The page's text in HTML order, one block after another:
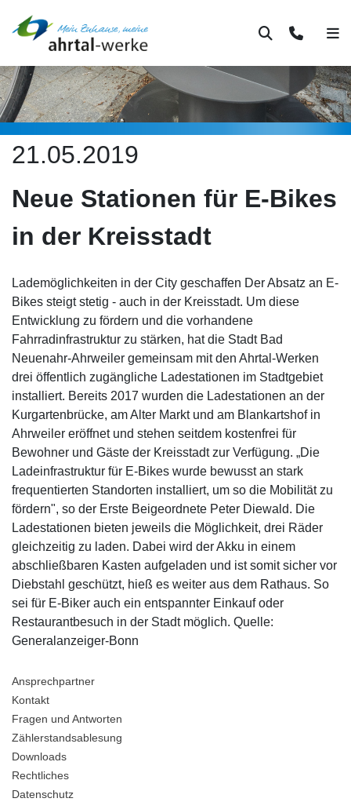
SucheKontakt
21.05.2019
Neue Stationen für E-Bikes
in der Kreisstadt
Lademöglichkeiten in der City geschaffen Der Absatz an E-
Bikes steigt stetig - auch in der Kreisstadt. Um diese
Entwicklung zu fördern und die vorhandene
Fahrradinfrastruktur zu stärken, hat die Stadt Bad
Neuenahr-Ahrweiler gemeinsam mit den Ahrtal-Werken
drei öffentlich zugängliche Ladestationen im Stadtgebiet
installiert. Bereits 2017 wurden die Ladestationen an der
Kurgartenbrücke, am Alter Markt und am Blankartshof in
Ahrweiler eröffnet und stehen seitdem kostenfrei für
Bewohner und Gäste der Kreisstadt zur Verfügung. „Die
Ladeinfrastruktur für E-Bikes wurde bewusst an stark
frequentierten Standorten installiert, um so die Mobilität zu
fördern", so der Erste Beigeordnete Peter Diewald. Die
Ladestationen bieten jeweils die Möglichkeit, drei Räder
gleichzeitig zu laden. Dabei wird der Akku in einem
abschließbaren Kasten aufgeladen und ist somit sicher vor
Diebstahl geschützt, hieß es weiter aus dem Rathaus. So
sei für E-Biker auch ein entspannter Einkauf oder
Restaurantbesuch in der Stadt möglich. Quelle:
Generalanzeiger-Bonn
Ansprechpartner
Kontakt
Fragen und Antworten
Zählerstandsablesung
Downloads
Rechtliches
Datenschutz